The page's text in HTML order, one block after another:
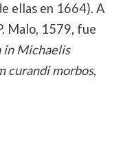
ellas en 1664). A
Malo, 1579, fue
in Michaelis
curandi morbos,